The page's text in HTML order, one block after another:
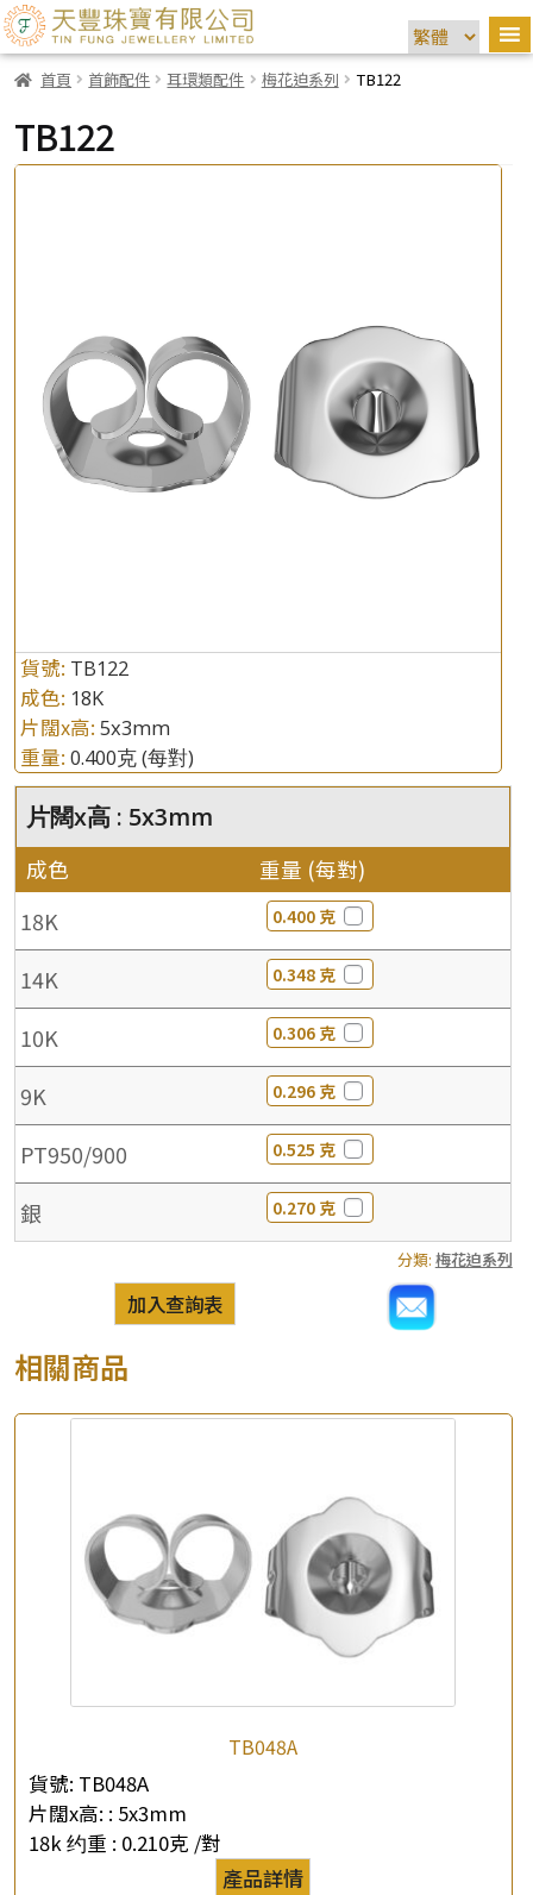
首頁 首飾配件 耳環類配件 梅花迫系列 TB122
TB122
*你的名字
貨號: TB122
成色: 18K
片闊x高: 5x3mm
重量: 0.400克(每對)
片闊x高 : 5x3mm
成色 重量 (每對)
18K 0.400 克
14K 0.348 克
10K 0.306 克
9K 0.296 克
PT950/900 0.525 克
銀 0.270 克
分類: 梅花迫系列
加入查詢表
相關商品
TB048A
貨號: TB048A
片闊x高: : 5x3mm
18k 约重 : 0.210克 /對
產品詳情